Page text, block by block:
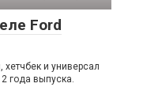
Ford
и универсал
года выпуска.